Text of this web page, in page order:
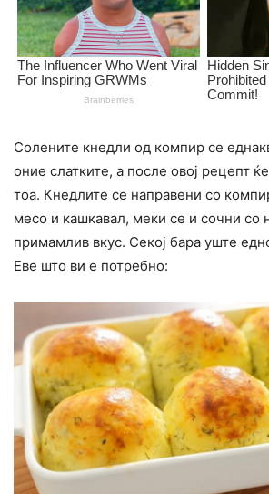
Солените кнедли од компир се
оние слатките, а после овој рецепт
тоа. Кнедлите се направени со
месо и кашкавал, меки се и сочни со
примамлив вкус. Секој бара уште
Еве што ви е потребно: